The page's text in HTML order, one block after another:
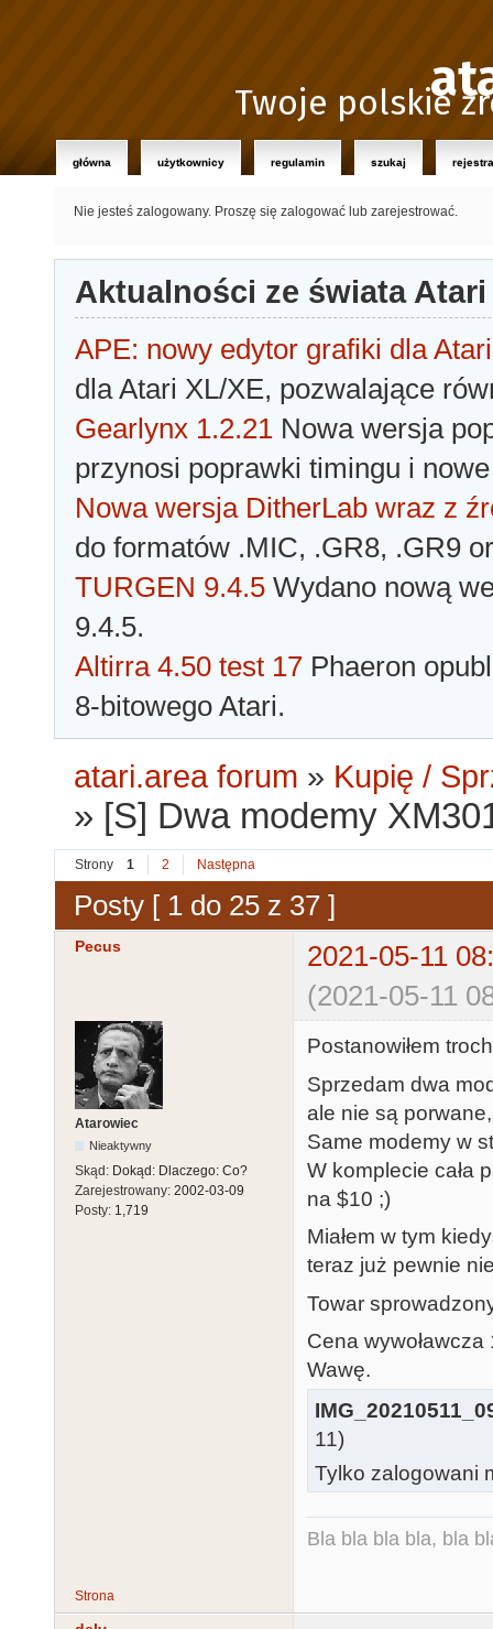
Twoje polskie
główna użytkownicy regulamin szukaj
Nie jesteś zalogowany. Proszę się zalogować lub zarejestrować.
Aktualności ze świata Atari
APE: nowy edytor grafiki dla Atari
dla Atari XL/XE, pozwalające
Gearlynx 1.2.21 Nowa wersja
przynosi poprawki timingu i
Nowa wersja DitherLab wraz z
do formatów .MIC, .GR8, .GR9
TURGEN 9.4.5 Wydano nową
9.4.5.
Altirra 4.50 test 17 Phaeron
8-bitowego Atari.
atari.area forum » Kupię /
» [S] Dwa modemy
Strony 1 2 Następna
Posty [ 1 do 25 z 37 ]
Pecus
2021-05-11
(2021-05-11
Atarowiec
Nieaktywny
Skąd: Dokąd: Dlaczego: Co?
Zarejestrowany: 2002-03-09
Posty: 1,719
Postanowiłem
Sprzedam dwa
ale nie są
Same modemy w
W komplecie cała
na $10 ;)
Miałem w tym
teraz już pewnie
Towar
Cena
Wawę.
11)
Tylko zalogowani
Bla bla bla bla, bla
Strona